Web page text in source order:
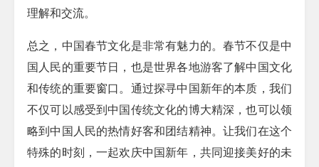
理解和交流。
总之，中国春节文化是非常有魅力的。春节不仅是中
国人民的重要节日，也是世界各地游客了解中国文化
和传统的重要窗口。通过探寻中国新年的本质，我们
不仅可以感受到中国传统文化的博大精深，也可以领
略到中国人民的热情好客和团结精神。让我们在这个
特殊的时刻，一起欢庆中国新年，共同迎接美好的未